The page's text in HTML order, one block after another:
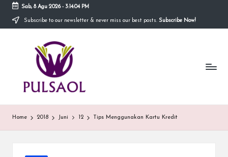
Skip
Sab, 8 Agu 2026- 3:14:04 PM
Subscribe to our newsletter & never miss our best posts. Subscribe Now!
m
a
menyediakan
informasi
Home 2018 Juni 12 Tips Menggunakan Kartu Kredit